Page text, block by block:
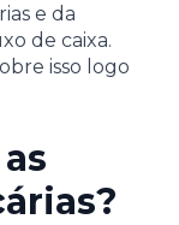
e da
de caixa.
isso logo